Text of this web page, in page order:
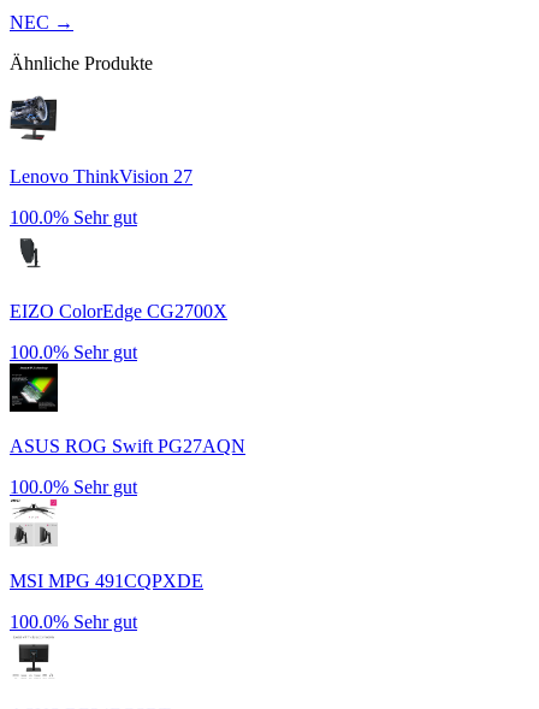
NEC →
Ähnliche Produkte
Lenovo ThinkVision 27
100.0% Sehr gut
EIZO ColorEdge CG2700X
100.0% Sehr gut
ASUS ROG Swift PG27AQN
100.0% Sehr gut
MSI MPG 491CQPXDE
100.0% Sehr gut